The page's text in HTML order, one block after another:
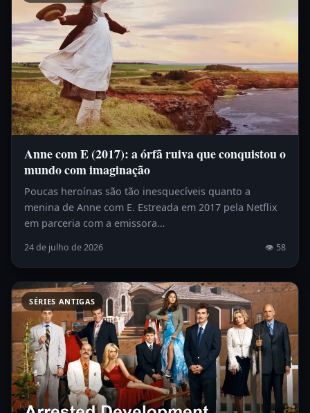
Anne com E (2017): a órfã ruiva que conquistou o
mundo com imaginação
Poucas heroínas são tão inesquecíveis quanto a
menina de Anne com E. Estreada em 2017 pela Netflix
em parceria com a emissora…
24 de julho de 2026 👁 58
SÉRIES ANTIGAS